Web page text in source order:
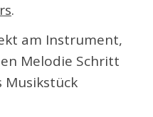
.
am Instrument,
Melodie Schritt